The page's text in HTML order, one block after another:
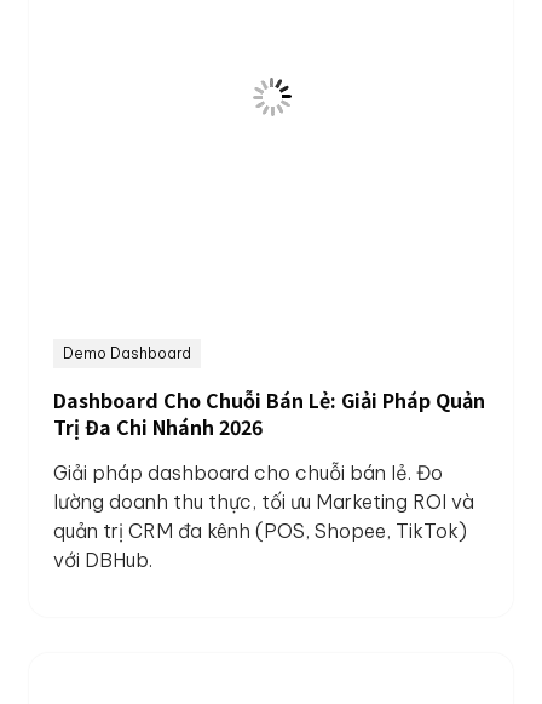
Demo Dashboard
Dashboard Cho Chuỗi Bán Lẻ: Giải Pháp Quản
Trị Đa Chi Nhánh 2026
Giải pháp dashboard cho chuỗi bán lẻ. Đo
lường doanh thu thực, tối ưu Marketing ROI và
quản trị CRM đa kênh (POS, Shopee, TikTok)
với DBHub.